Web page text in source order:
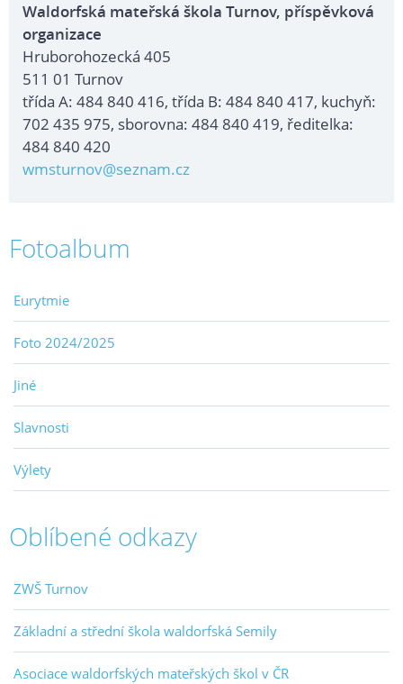
Waldorfská mateřská škola Turnov, příspěvková
organizace
Hruborohozecká 405
511 01 Turnov
třída A: 484 840 416, třída B: 484 840 417, kuchyň:
702 435 975, sborovna: 484 840 419, ředitelka:
484 840 420
wmsturnov@seznam.cz
Fotoalbum
Eurytmie
Foto 2024/2025
Jiné
Slavnosti
Výlety
Oblíbené odkazy
ZWŠ Turnov
Základní a střední škola waldorfská Semily
Asociace waldorfských mateřských škol v ČR